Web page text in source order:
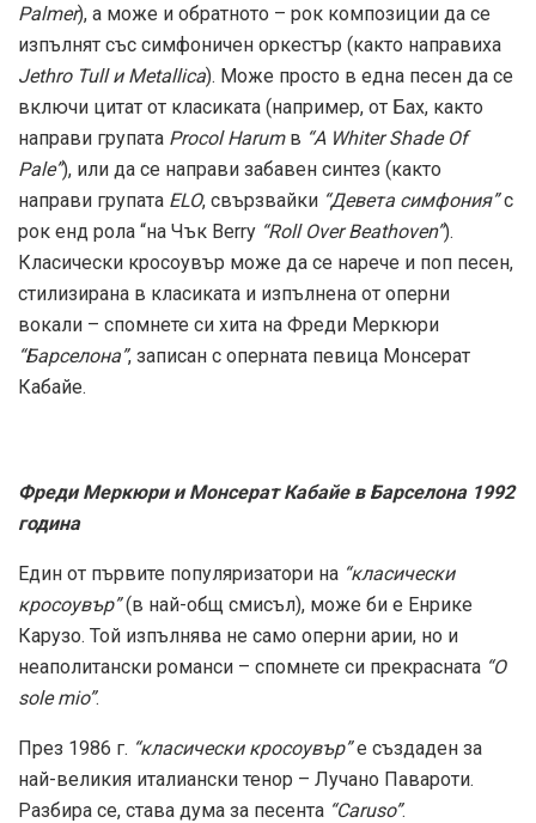
Palmer), а може и обратното – рок композиции да се
изпълнят със симфоничен оркестър (както направиха
Jethro Tull и Metallica). Може просто в една песен да се
включи цитат от класиката (например, от Бах, както
направи групата Procol Harum в “A Whiter Shade Of
Pale”), или да се направи забавен синтез (както
направи групата ELO, свързвайки “Девета симфония”с
рок енд рола “на Чък Berry “Roll Over Beathoven”).
Класически кросоувър може да се нарече и поп песен,
стилизирана в класиката и изпълнена от оперни
вокали – спомнете си хита на Фреди Меркюри
“Барселона”, записан с оперната певица Монсерат
Кабайе.
Фреди Меркюри и Монсерат Кабайе в Барселона 1992
година
Един от първите популяризатори на “класически
кросоувър”(в най-общ смисъл), може би е Енрике
Карузо. Той изпълнява не само оперни арии, но и
неаполитански романси – спомнете си прекрасната “O
sole mio”.
През 1986 г. “класически кросоувър”е създаден за
най-великия италиански тенор – Лучано Павароти.
Разбира се, става дума за песента “Caruso”.